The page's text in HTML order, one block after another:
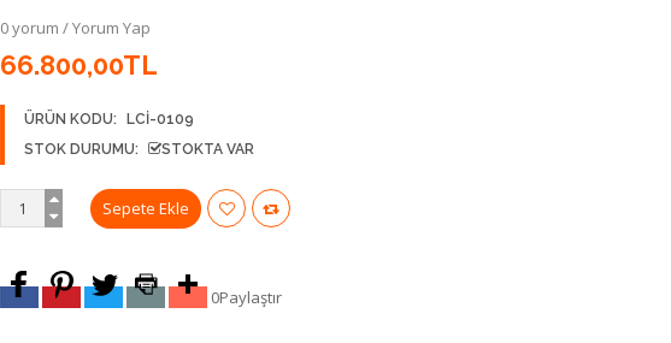
0 yorum /Yorum Yap
66.800,00TL
ÜRÜN KODU:
LCİ-0109
STOK DURUMU:
STOKTA VAR
0Paylaştır